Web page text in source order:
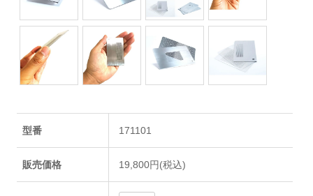
型番 171101
販売価格 19,800円(税込)